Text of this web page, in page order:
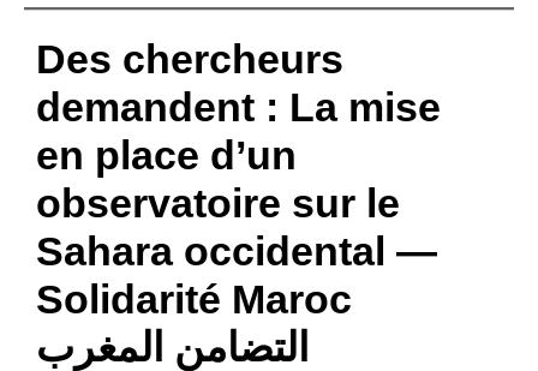
Des chercheurs
demandent : La mise
en place d’un
observatoire sur le
Sahara occidental —
Solidarité Maroc
التضامن المغرب